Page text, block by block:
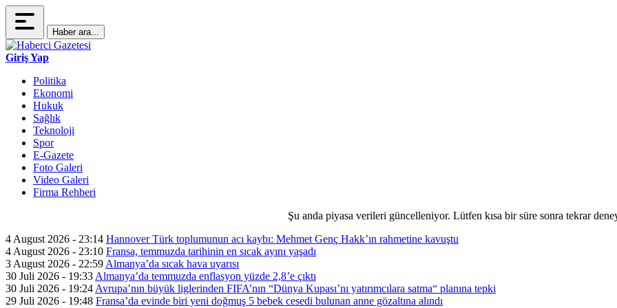
Haber ara...
Giriş Yap
Politika
Ekonomi
Hukuk
Sağlık
Teknoloji
Spor
E-Gazete
Foto Galeri
Video Galeri
Firma Rehberi
Şu anda piyasa verileri güncelleniyor. Lütfen kısa bir süre sonra tekrar
4 August 2026 - 23:14 Hannover Türk toplumunun acı kaybı: Mehmet Genç Hakk’ın rahmetine kavuştu
4 August 2026 - 23:10 Fransa, temmuzda tarihinin en sıcak ayını yaşadı
3 August 2026 - 22:59 Almanya’da sıcak hava uyarısı
30 Juli 2026 - 19:33 Almanya’da temmuzda enflasyon yüzde 2,8’e çıktı
30 Juli 2026 - 19:24 Avrupa’nın büyük liglerinden FIFA’nın “Dünya Kupası’nı yatırımcılara satma“ planına tepki
29 Juli 2026 - 19:48 Fransa’da evinde biri yeni doğmuş 5 bebek cesedi bulunan anne gözaltına alındı